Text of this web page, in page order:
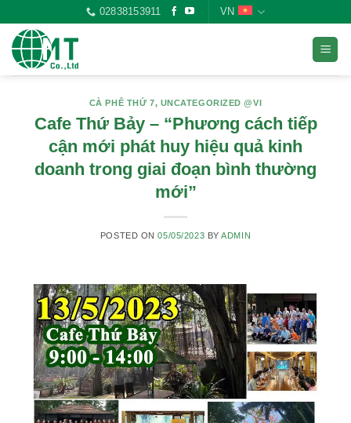
content
02838153911 VN
CÀ PHÊ THỨ 7, UNCATEGORIZED @VI
Cafe Thứ Bảy – “Phương cách tiếp
cận mới phát huy hiệu quả kinh
doanh trong giai đoạn bình thường
mới”
POSTED ON05/05/2023 BYADMIN